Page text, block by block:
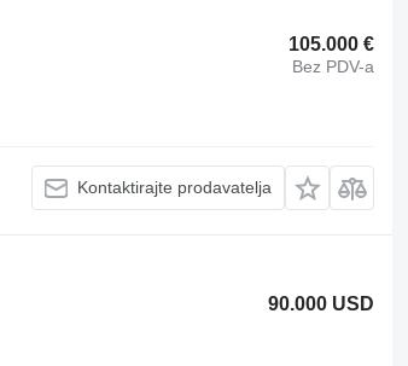
105.000 €
Bez PDV-a
Kontaktirajte prodavatelja
90.000 USD